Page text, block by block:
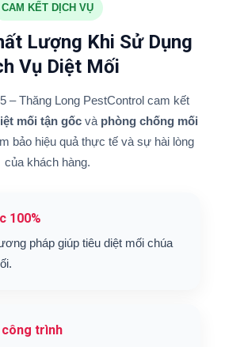
CAM KẾT DỊCH VỤ
Lượng Khi Sử Dụng
Vụ Diệt Mối
– Thăng Long PestControl cam kết
mối tận gốcvà phòng chống mối
bảo hiệu quả thực tế và sự hài lòng
của khách hàng.
100%
pháp giúp tiêu diệt mối chúa
công trình